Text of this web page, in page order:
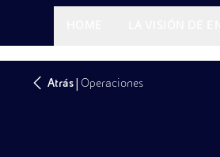
Atrás| Operaciones